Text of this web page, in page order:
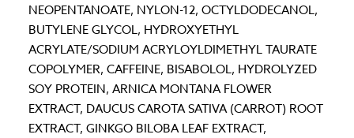
NEOPENTANOATE, NYLON-12, OCTYLDODECANOL,
BUTYLENE GLYCOL, HYDROXYETHYL
ACRYLATE/SODIUM ACRYLOYLDIMETHYL TAURATE
COPOLYMER, CAFFEINE, BISABOLOL, HYDROLYZED
SOY PROTEIN, ARNICA MONTANA FLOWER
EXTRACT, DAUCUS CAROTA SATIVA (CARROT) ROOT
EXTRACT, GINKGO BILOBA LEAF EXTRACT,